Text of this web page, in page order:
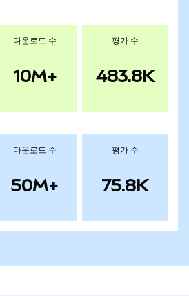
다운로드 수
10M+
평가 수
483.8K
다운로드 수
50M+
평가 수
75.8K